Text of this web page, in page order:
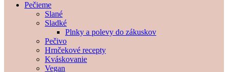
Pečieme
Slané
Sladké
Plnky a polevy do zákuskov
Pečivo
Hrnčekové recepty
Kváskovanie
Vegan